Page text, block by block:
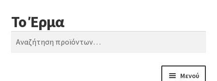
Απευθείας
μετάβαση
στην
Μετάβαση
σε
περιεχόμενο
Το Έρμα
Αναζήτηση
Αναζήτηση
Μενού